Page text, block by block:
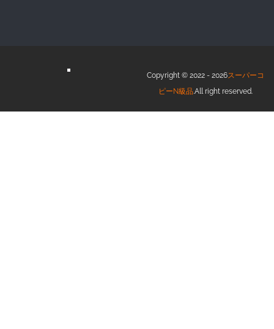
Copyright © 2022 - 2026スーパーコ
ピーN級品 .All right reserved.